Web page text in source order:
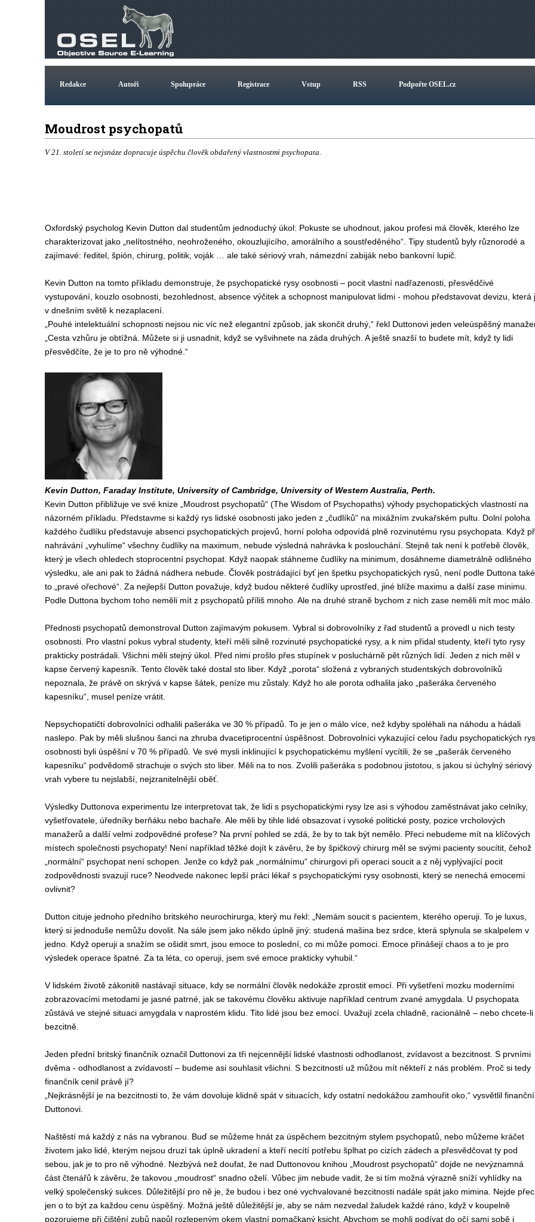
Redakce Autoři Spolupráce Registrace Vstup RSS Podpořte OSEL.cz
Moudrost psychopatů
V 21. století se nejsnáze dopracuje úspěchu člověk obdařený vlastnostmi psychopata.
Oxfordský psycholog Kevin Dutton dal studentům jednoduchý úkol: Pokuste se uhodnout, jakou profesi má člověk, kterého lze
charakterizovat jako „nelítostného, neohroženého, okouzlujícího, amorálního a soustředěného“. Tipy studentů byly různorodé a
zajímavé: ředitel, špión, chirurg, politik, voják … ale také sériový vrah, námezdní zabiják nebo bankovní lupič.
Kevin Dutton na tomto příkladu demonstruje, že psychopatické rysy osobnosti – pocit vlastní nadřazenosti, přesvědčivé
vystupování, kouzlo osobnosti, bezohlednost, absence výčitek a schopnost manipulovat lidmi - mohou představovat devizu, která
v dnešním světě k nezaplacení.
„Pouhé intelektuální schopnosti nejsou nic víc než elegantní způsob, jak skončit druhý,“ řekl Duttonovi jeden veleúspěšný
„Cesta vzhůru je obtížná. Můžete si ji usnadnit, když se vyšvihnete na záda druhých. A ještě snazší to budete mít, když ty lidi
přesvědčíte, že je to pro ně výhodné.“
Kevin Dutton, Faraday Institute, University of Cambridge, University of Western Australia, Perth.
Kevin Dutton přibližuje ve své knize „Moudrost psychopatů“ (The Wisdom of Psychopaths) výhody psychopatických vlastností na
názorném příkladu. Představme si každý rys lidské osobnosti jako jeden z „čudlíků“ na mixážním zvukařském pultu. Dolní poloha
každého čudlíku představuje absenci psychopatických projevů, horní poloha odpovídá plně rozvinutému rysu psychopata. Když
nahrávání „vyhulíme“ všechny čudlíky na maximum, nebude výsledná nahrávka k poslouchání. Stejně tak není k potřebě člověk,
který je všech ohledech stoprocentní psychopat. Když naopak stáhneme čudlíky na minimum, dosáhneme diametrálně odlišného
výsledku, ale ani pak to žádná nádhera nebude. Člověk postrádající byť jen špetku psychopatických rysů, není podle Duttona také
to „pravé ořechové“. Za nejlepší Dutton považuje, když budou některé čudlíky uprostřed, jiné blíže maximu a další zase minimu.
Podle Duttona bychom toho neměli mít z psychopatů příliš mnoho. Ale na druhé straně bychom z nich zase neměli mít moc málo.
Přednosti psychopatů demonstroval Dutton zajímavým pokusem. Vybral si dobrovolníky z řad studentů a provedl u nich testy
osobnosti. Pro vlastní pokus vybral studenty, kteří měli silně rozvinuté psychopatické rysy, a k nim přidal studenty, kteří tyto rysy
prakticky postrádali. Všichni měli stejný úkol. Před nimi prošlo přes stupínek v posluchárně pět různých lidí. Jeden z nich měl v
kapse červený kapesník. Tento člověk také dostal sto liber. Když „porota“ složená z vybraných studentských dobrovolníků
nepoznala, že právě on skrývá v kapse šátek, peníze mu zůstaly. Když ho ale porota odhalila jako „pašeráka červeného
kapesníku“, musel peníze vrátit.
Nepsychopatičtí dobrovolníci odhalili pašeráka ve 30 % případů. To je jen o málo více, než kdyby spoléhali na náhodu a hádali
naslepo. Pak by měli slušnou šanci na zhruba dvacetiprocentní úspěšnost. Dobrovolníci vykazující celou řadu psychopatických
osobnosti byli úspěšní v 70 % případů. Ve své mysli inklinující k psychopatickému myšlení vycítili, že se „pašerák červeného
kapesníku“ podvědomě strachuje o svých sto liber. Měli na to nos. Zvolili pašeráka s podobnou jistotou, s jakou si úchylný sériový
vrah vybere tu nejslabší, nejzranitelnější oběť.
Výsledky Duttonova experimentu lze interpretovat tak, že lidi s psychopatickými rysy lze asi s výhodou zaměstnávat jako celníky,
vyšetřovatele, úředníky berňáku nebo bachaře. Ale měli by tihle lidé obsazovat i vysoké politické posty, pozice vrcholových
manažerů a další velmi zodpovědné profese? Na první pohled se zdá, že by to tak být nemělo. Přeci nebudeme mít na klíčových
místech společnosti psychopaty! Není například těžké dojít k závěru, že by špičkový chirurg měl se svými pacienty soucítit, čehož
„normální“ psychopat není schopen. Jenže co když pak „normálnímu“ chirurgovi při operaci soucit a z něj vyplývající pocit
zodpovědnosti svazují ruce? Neodvede nakonec lepší práci lékař s psychopatickými rysy osobnosti, který se nenechá emocemi
ovlivnit?
Dutton cituje jednoho předního britského neurochirurga, který mu řekl: „Nemám soucit s pacientem, kterého operuji. To je luxus,
který si jednoduše nemůžu dovolit. Na sále jsem jako někdo úplně jiný: studená mašina bez srdce, která splynula se skalpelem v
jedno. Když operuji a snažím se ošidit smrt, jsou emoce to poslední, co mi může pomoci. Emoce přinášejí chaos a to je pro
výsledek operace špatné. Za ta léta, co operuji, jsem své emoce prakticky vyhubil.“
V lidském životě zákonitě nastávají situace, kdy se normální člověk nedokáže zprostit emocí. Při vyšetření mozku moderními
zobrazovacími metodami je jasné patrné, jak se takovému člověku aktivuje například centrum zvané amygdala. U psychopata
zůstává ve stejné situaci amygdala v naprostém klidu. Tito lidé jsou bez emocí. Uvažují zcela chladně, racionálně – nebo chcete-li
bezcitně.
Jeden přední britský finančník označil Duttonovi za tři nejcennější lidské vlastnosti odhodlanost, zvídavost a bezcitnost. S prvními
dvěma - odhodlanost a zvídavostí – budeme asi souhlasit všichni. S bezcitností už můžou mít někteří z nás problém. Proč si tedy
finančník cenil právě jí?
„Nejkrásnější je na bezcitnosti to, že vám dovoluje klidně spát v situacích, kdy ostatní nedokážou zamhouřit oko,“ vysvětlil
Duttonovi.
Naštěstí má každý z nás na vybranou. Buď se můžeme hnát za úspěchem bezcitným stylem psychopatů, nebo můžeme kráčet
životem jako lidé, kterým nejsou druzí tak úplně ukradení a kteří necítí potřebu šplhat po cizích zádech a přesvědčovat ty pod
sebou, jak je to pro ně výhodné. Nezbývá než doufat, že nad Duttonovou knihou „Moudrost psychopatů“ dojde ne nevýznamná
část čtenářů k závěru, že takovou „moudrost“ snadno oželí. Vůbec jim nebude vadit, že si tím možná výrazně sníží vyhlídky na
velký společenský sukces. Důležitější pro ně je, že budou i bez oné vychvalované bezcitnosti nadále spát jako mimina. Nejde
jen o to být za každou cenu úspěšný. Možná ještě důležitější je, aby se nám nezvedal žaludek každé ráno, když v koupelně
pozorujeme při čištění zubů napůl rozlepeným okem vlastní pomačkaný ksicht. Abychom se mohli podívat do očí sami sobě i